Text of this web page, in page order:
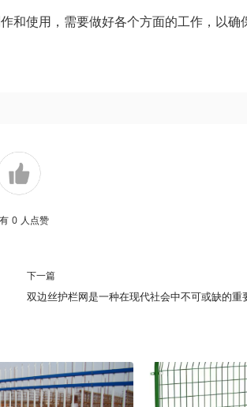
和使用，需要做好各个方面的工作，以确
0 人点赞
下一篇
双边丝护栏网是一种在现代社会中不可或缺的重